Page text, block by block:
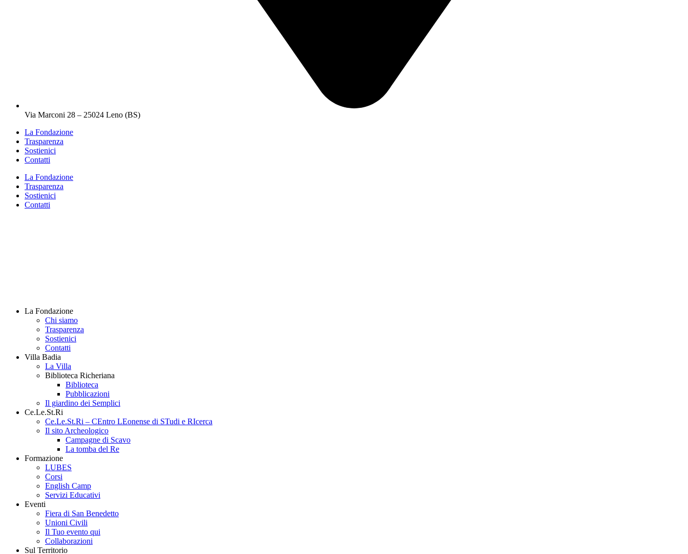
Via Marconi 28 – 25024 Leno (BS)
La Fondazione
Trasparenza
Sostienici
Contatti
La Fondazione
Trasparenza
Sostienici
Contatti
La Fondazione
Chi siamo
Trasparenza
Sostienici
Contatti
Villa Badia
La Villa
Biblioteca Richeriana
Biblioteca
Pubblicazioni
Il giardino dei Semplici
Ce.Le.St.Ri
Ce.Le.St.Ri – CEntro LEonense di STudi e RIcerca
Il sito Archeologico
Campagne di Scavo
La tomba del Re
Formazione
LUBES
Corsi
English Camp
Servizi Educativi
Eventi
Fiera di San Benedetto
Unioni Civili
Il Tuo evento qui
Collaborazioni
Sul Territorio